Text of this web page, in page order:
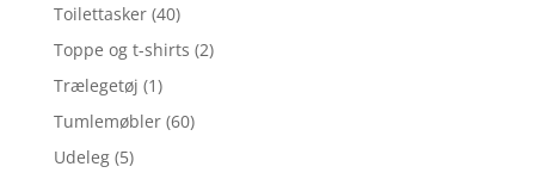
Toilettasker (40)
Toppe og t-shirts (2)
Trælegetøj (1)
Tumlemøbler (60)
Udeleg (5)